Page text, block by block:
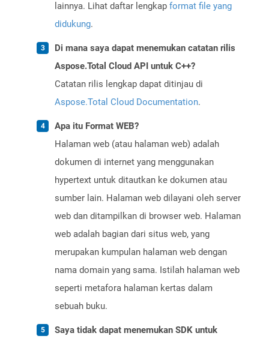
lainnya. Lihat daftar lengkap format file yang
didukung.
Di mana saya dapat menemukan catatan rilis
Aspose.Total Cloud API untuk C++?
Catatan rilis lengkap dapat ditinjau di
Aspose.Total Cloud Documentation.
Apa itu Format WEB?
Halaman web (atau halaman web) adalah
dokumen di internet yang menggunakan
hypertext untuk ditautkan ke dokumen atau
sumber lain. Halaman web dilayani oleh server
web dan ditampilkan di browser web. Halaman
web adalah bagian dari situs web, yang
merupakan kumpulan halaman web dengan
nama domain yang sama. Istilah halaman web
seperti metafora halaman kertas dalam
sebuah buku.
Saya tidak dapat menemukan SDK untuk